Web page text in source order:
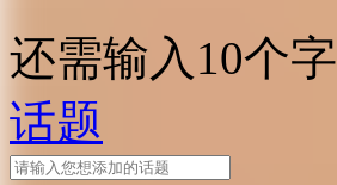
还需输入10个字
话题